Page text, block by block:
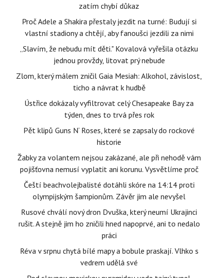
zatím chybí důkaz
Proč Adele a Shakira přestaly jezdit na turné: Budují si
vlastní stadiony a chtějí, aby fanoušci jezdili za nimi
„Slavím, že nebudu mít děti." Kovalová vyřešila otázku
jednou provždy, litovat prý nebude
Zlom, který málem zničil Gaia Mesiah: Alkohol, závislost,
ticho a návrat k hudbě
Ústřice dokázaly vyfiltrovat celý Chesapeake Bay za
týden, dnes to trvá přes rok
Pět klipů Guns N‘ Roses, které se zapsaly do rockové
historie
Žabky za volantem nejsou zakázané, ale při nehodě vám
pojišťovna nemusí vyplatit ani korunu. Vysvětlíme proč
Čeští beachvolejbalisté dotáhli skóre na 14:14 proti
olympijským šampionům. Závěr jim ale nevyšel
Rusové chválí nový dron Dvuška, který neumí Ukrajinci
rušit. A stejně jim ho zničili hned napoprvé, ani to nedalo
práci
Réva v srpnu chytá bílé mapy a bobule praskají. Vlhko s
vedrem udělá své